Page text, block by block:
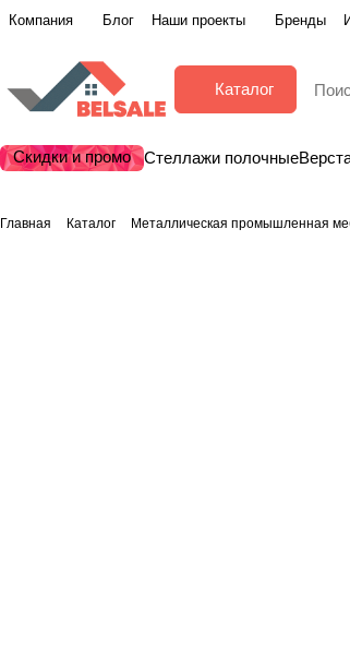
Компания Блог Наши проекты Бренды
Каталог
Скидки и промо Стеллажи полочные
Главная Каталог Металлическая промышленная